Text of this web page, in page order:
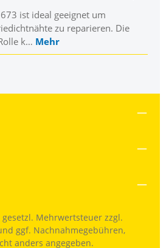
ist ideal geeignet um
zu reparieren. Die
k… Mehr
gesetzl. Mehrwertsteuer zzgl.
ggf. Nachnahmegebühren,
anders angegeben.